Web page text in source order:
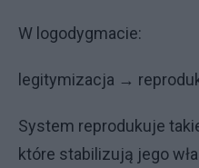
W logodygmacie:
legitymizacja →
System reprodukuje
które stabilizują jego